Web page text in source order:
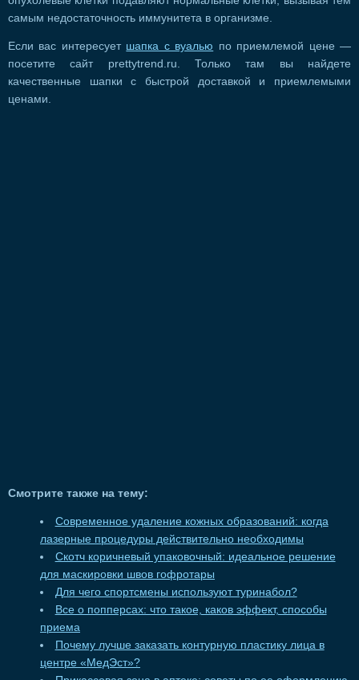
самым недостаточность иммунитета в организме.
Если вас интересует шапка с вуалью по приемлемой цене —
посетите сайт prettytrend.ru. Только там вы найдете
качественные шапки с быстрой доставкой и приемлемыми
ценами.
Смотрите также на тему:
Современное удаление кожных образований: когда
лазерные процедуры действительно необходимы
Скотч коричневый упаковочный: идеальное решение
для маскировки швов гофротары
Для чего спортсмены используют туринабол?
Все о попперсах: что такое, каков эффект, способы
приема
Почему лучше заказать контурную пластику лица в
центре «МедЭст»?